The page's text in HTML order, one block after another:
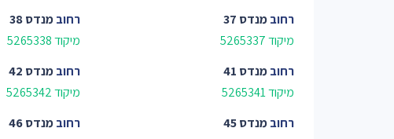
רחובמנדס 37
מיקוד 5265337
רחובמנדס 38
מיקוד 5265338
רחובמנדס 41
מיקוד 5265341
רחובמנדס 42
מיקוד 5265342
רחובמנדס 45
רחובמנדס 46